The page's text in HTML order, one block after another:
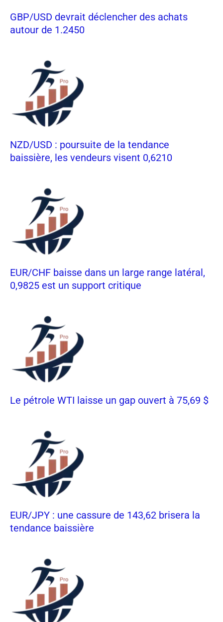
GBP/USD devrait déclencher des achats
autour de 1.2450
NZD/USD : poursuite de la tendance
baissière, les vendeurs visent 0,6210
EUR/CHF baisse dans un large range latéral,
0,9825 est un support critique
Le pétrole WTI laisse un gap ouvert à 75,69 $
EUR/JPY : une cassure de 143,62 brisera la
tendance baissière